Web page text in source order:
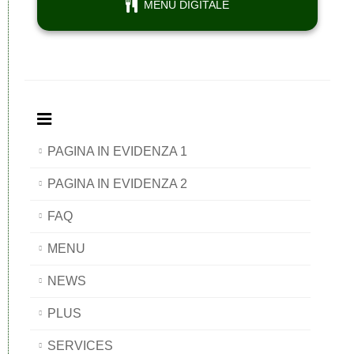
MENU DIGITALE
PAGINA IN EVIDENZA 1
PAGINA IN EVIDENZA 2
FAQ
MENU
NEWS
PLUS
SERVICES